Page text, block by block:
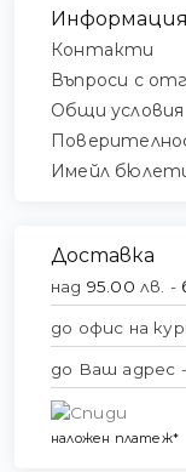
Информация
Контакти
Въпроси с
Общи условия
Имейл
Доставка
над 95.00 лв. -
до офис на
до Ваш адрес -
наложен платеж*